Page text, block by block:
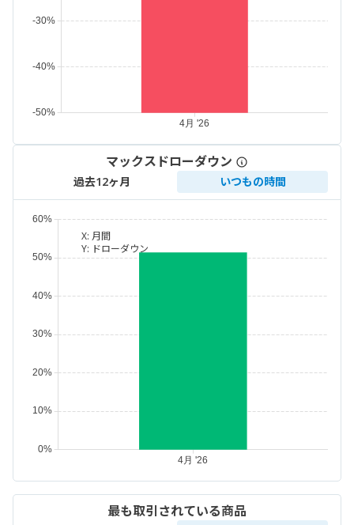
マックスドローダウン
過去12ヶ月 いつもの時間
X: 月間
Y: ドローダウン
最も取引されている商品